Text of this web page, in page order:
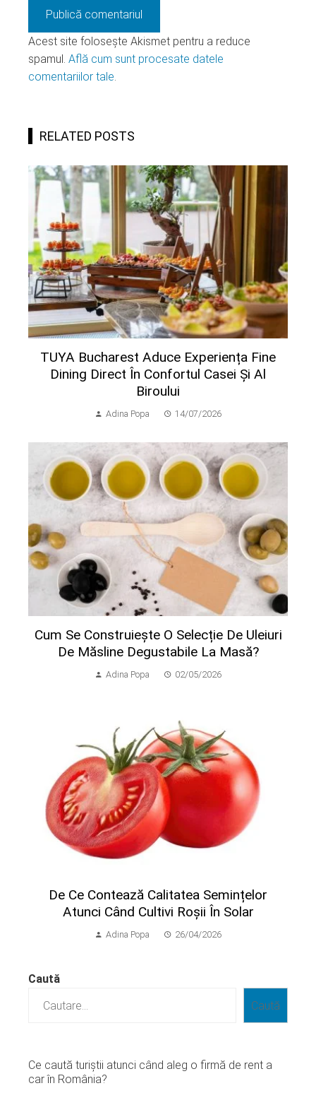
Acest site folosește Akismet pentru a reduce
spamul. Află cum sunt procesate datele
comentariilor tale.
RELATED POSTS
TUYA Bucharest Aduce Experiența Fine
Dining Direct În Confortul Casei Și Al
Biroului
Adina Popa 14/07/2026
Cum Se Construiește O Selecție De Uleiuri
De Măsline Degustabile La Masă?
Adina Popa 02/05/2026
​De Ce Contează Calitatea Semințelor
Atunci Când Cultivi Roșii În Solar
Adina Popa 26/04/2026
Caută
Caută
Ce caută turiștii atunci când aleg o firmă de rent a
car în România?